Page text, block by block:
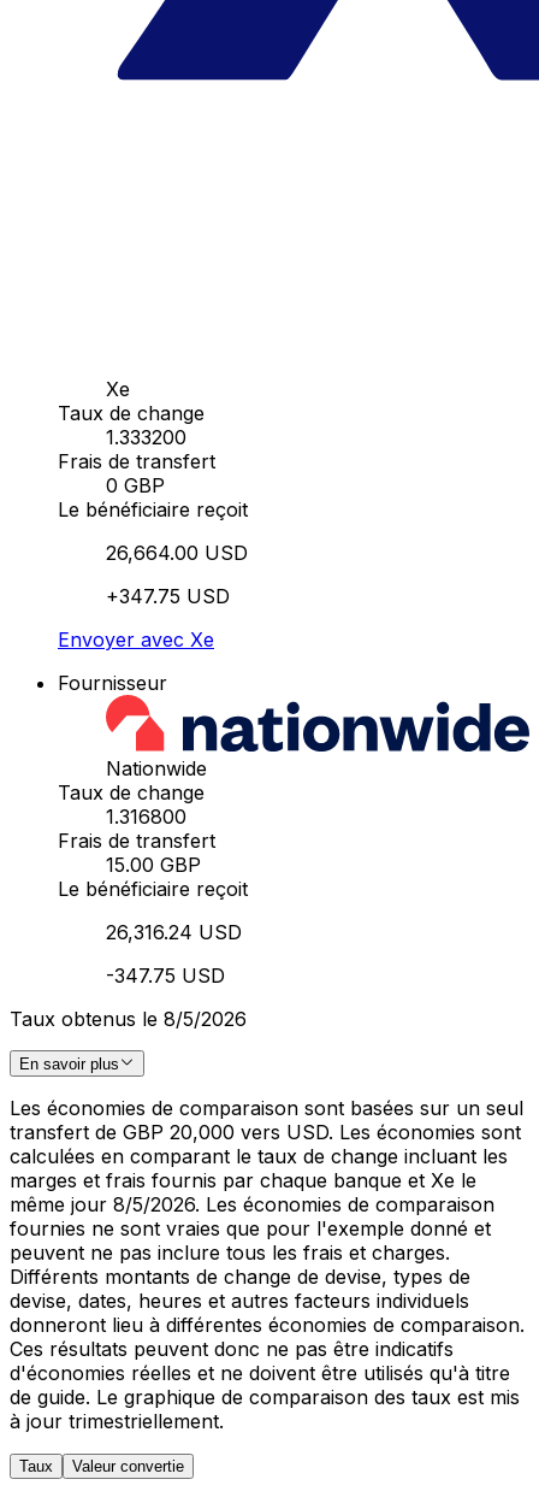
Xe
Taux de change
1.333200
Frais de transfert
0 GBP
Le bénéficiaire reçoit
26,664.00 USD
+347.75 USD
Envoyer avec Xe
Fournisseur
Nationwide
Taux de change
1.316800
Frais de transfert
15.00 GBP
Le bénéficiaire reçoit
26,316.24 USD
-347.75 USD
Taux obtenus le 8/5/2026
En savoir plus
Les économies de comparaison sont basées sur un seul
transfert de GBP 20,000 vers USD. Les économies sont
calculées en comparant le taux de change incluant les
marges et frais fournis par chaque banque et Xe le
même jour 8/5/2026. Les économies de comparaison
fournies ne sont vraies que pour l'exemple donné et
peuvent ne pas inclure tous les frais et charges.
Différents montants de change de devise, types de
devise, dates, heures et autres facteurs individuels
donneront lieu à différentes économies de comparaison.
Ces résultats peuvent donc ne pas être indicatifs
d'économies réelles et ne doivent être utilisés qu'à titre
de guide. Le graphique de comparaison des taux est mis
à jour trimestriellement.
Taux Valeur convertie